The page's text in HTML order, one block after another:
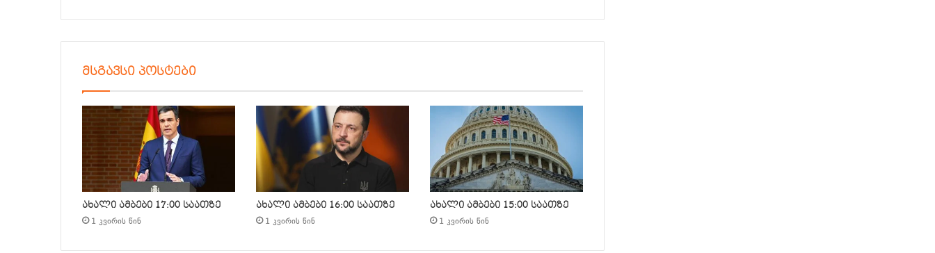
მსგავსი პოსტები
ახალი ამბები 17:00 საათზე
1 კვირის წინ
ახალი ამბები 16:00 საათზე
1 კვირის წინ
ახალი ამბები 15:00 საათზე
1 კვირის წინ